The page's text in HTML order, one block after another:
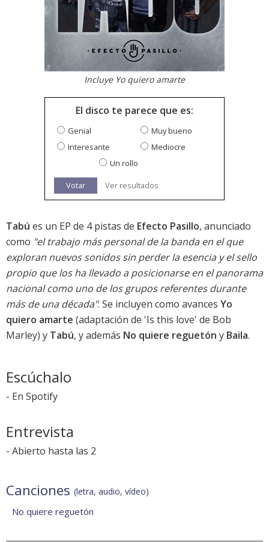
Incluye Yo quiero amarte
El disco te parece que es:
Genial
Muy bueno
Interesante
Mediocre
Un rollo
Votar Ver resultados
Tabú es un EP de 4 pistas de Efecto Pasillo, anunciado
como "el trabajo más personal de la banda en el que
exploran nuevos sonidos sin perder la esencia y el sello
propio que los ha llevado a posicionarse en el panorama
nacional como uno de los grupos referentes durante
más de una década". Se incluyen como avances Yo
quiero amarte (adaptación de 'Is this love' de Bob
Marley) y Tabú, y además No quiere reguetón y Baila.
Escúchalo
- En Spotify
Entrevista
- Abierto hasta las 2
Canciones (letra, audio, vídeo)
No quiere reguetón